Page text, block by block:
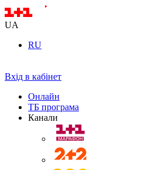
UA
RU
Вхід в кабінет
Онлайн
ТБ програма
Канали